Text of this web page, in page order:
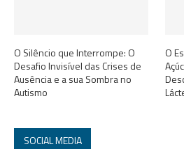
O Silêncio que Interrompe: O
Desafio Invisível das Crises de
Ausência e a sua Sombra no
Autismo
O
SOCIAL MEDIA